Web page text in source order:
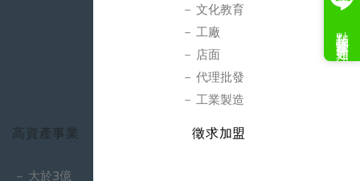
品線： 1. Vacuum & Analysis部門：廣泛提供在壓力測量
與控制、流量測量與控制、氣體/蒸氣的傳輸感測、電子控
制、發電與輸電的解決方案。 2.Light & Motion部門：以
雷射、光學、精密控制等的技術為核心下發展儀器與組建
3.Equipment & Solutions：這是在2019年時收購
要提供以雷射為核心的製造系統方案，用於PCB製程、半
文化教育
工廠
店面
代理批發
工業製造
高資產事業
大於3億
徵求加盟
點我接收案件通知